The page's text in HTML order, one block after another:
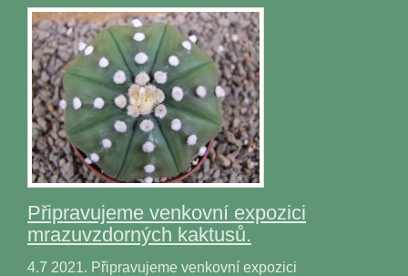
Připravujeme venkovní expozici
mrazuvzdorných kaktusů.
4.7 2021. Připravujeme venkovní expozici